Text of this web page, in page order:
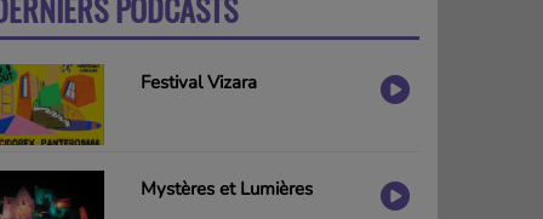
PODCASTS
Festival Vizara
Mystères et Lumières